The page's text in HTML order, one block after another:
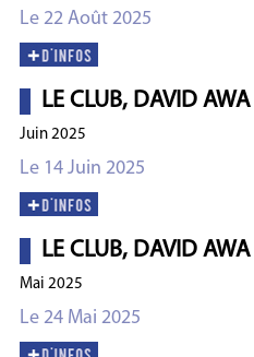
Le 22 Août 2025
LE CLUB, DAVID AWA
Juin 2025
Le 14 Juin 2025
LE CLUB, DAVID AWA
Mai 2025
Le 24 Mai 2025